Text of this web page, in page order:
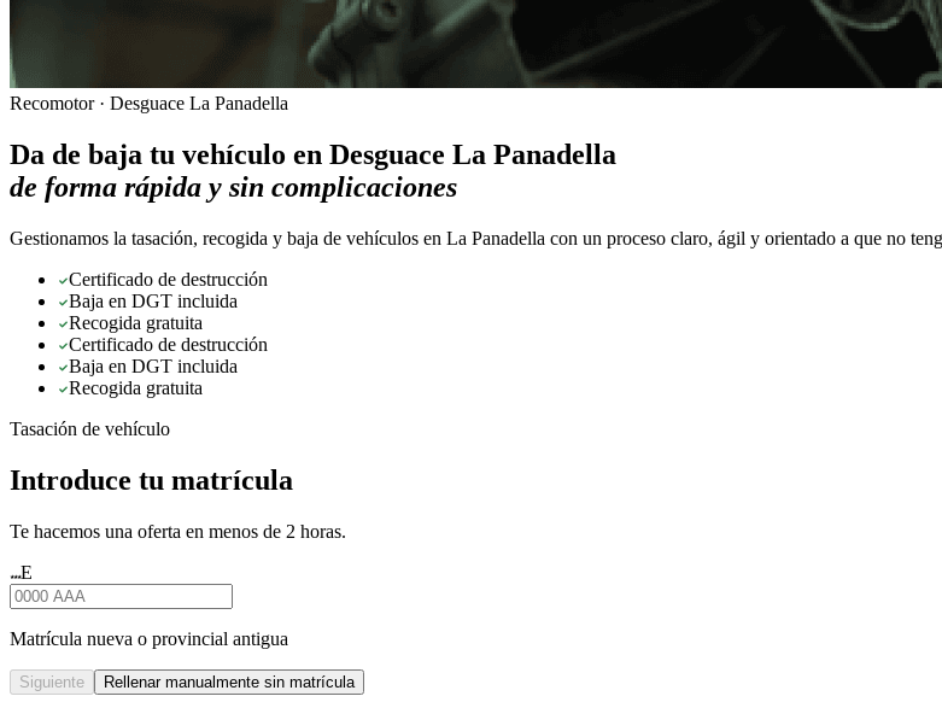
Recomotor · Desguace La Panadella
Da de baja tu vehículo en Desguace La Panadella
de forma rápida y sin complicaciones
Gestionamos la tasación, recogida y baja de vehículos en La Panadella con un proceso claro, ágil y orientado a que no
Certificado de destrucción
Baja en DGT incluida
Recogida gratuita
Certificado de destrucción
Baja en DGT incluida
Recogida gratuita
Tasación de vehículo
Introduce tu matrícula
Te hacemos una oferta en menos de 2 horas.
★★★E
Matrícula nueva o provincial antigua
Siguiente Rellenar manualmente sin matrícula